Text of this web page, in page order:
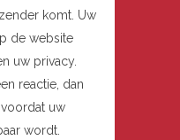
komt. Uw
de website
uw privacy.
reactie, dan
uw
wordt.